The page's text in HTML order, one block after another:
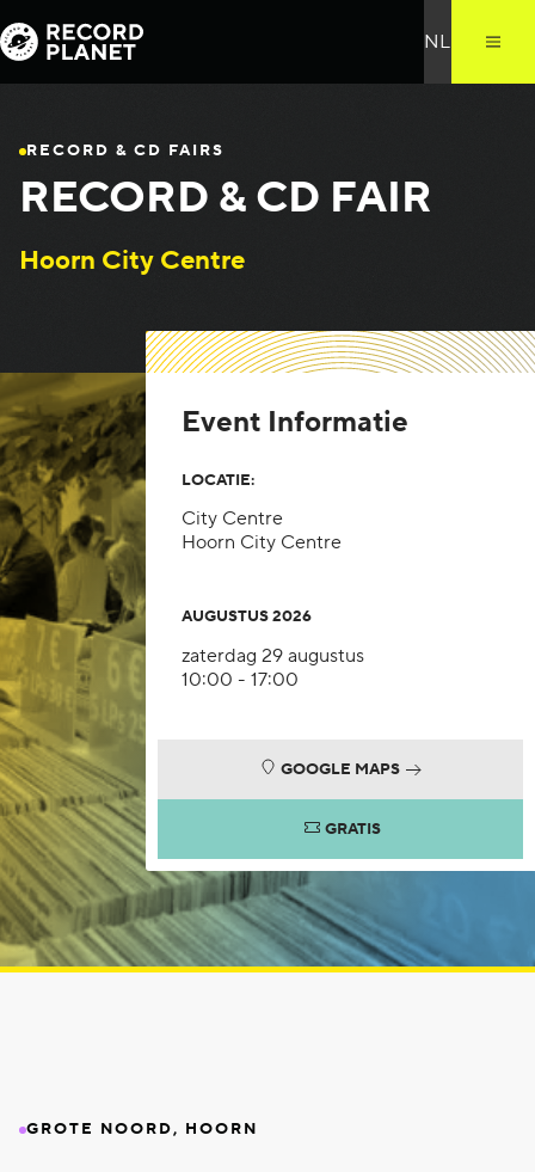
RECORD & CD FAIRS
RECORD & CD FAIR
Hoorn City Centre
Event Informatie
LOCATIE:
City Centre
Hoorn City Centre
AUGUSTUS 2026
zaterdag 29 augustus
10:00 - 17:00
GOOGLE MAPS
GRATIS
GROTE NOORD, HOORN